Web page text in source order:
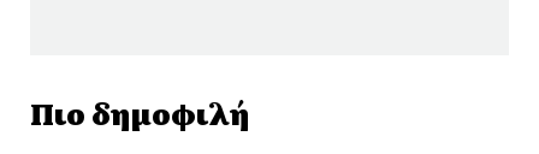
Πιο δημοφιλή